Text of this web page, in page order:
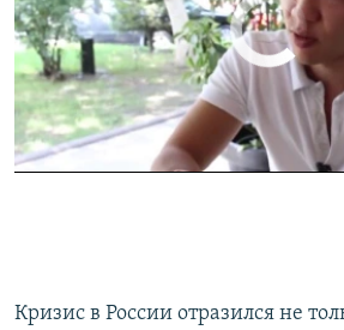
No media source
Кризис в России отразился не